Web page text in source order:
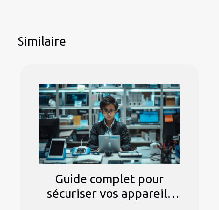
Similaire
Guide complet pour
sécuriser vos appareils